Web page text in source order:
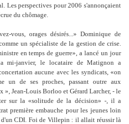
Les perspectives pour 2006 s'annonçaient
du chômage.
vous, orages désirés...» Dominique de
un spécialiste de la gestion de crise.
en temps de guerre», a lancé un jour
mi-janvier, le locataire de Matignon a
aucune avec les syndicats, «on
un de ses proches, passant outre aux
», Jean-Louis Borloo et Gérard Larcher, - le
sur la «solitude de la décision» -, il a
première embauche pour les jeunes loin
d'un CDI. Foi de Villepin : il allait réussir là